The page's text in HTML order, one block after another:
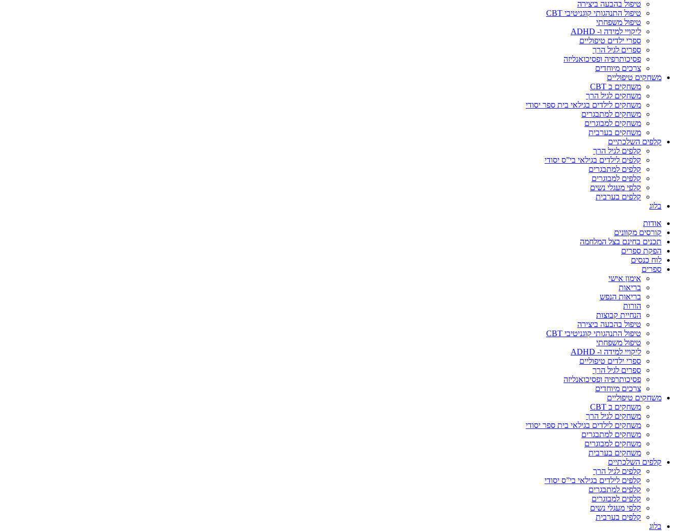
טיפול בהבעה ביצירה
טיפול התנהגותי קוגניטיבי CBT
טיפול משפחתי
ליקויי למידה ו- ADHD
ספרי ילדים טיפוליים
ספרים לגיל הרך
פסיכותרפיה ופסיכואנליזה
צרכים מיוחדים
משחקים טיפוליים
משחקים ב CBT
משחקים לגיל הרך
משחקים לילדים בגילאי בית ספר יסודי
משחקים למתבגרים
משחקים למבוגרים
משחקים בערבית
קלפים השלכתיים
קלפים לגיל הרך
קלפים לילדים בגילאי בי”ס יסודי
קלפים למתבגרים
קלפים למבוגרים
קלפי מעגלי נשים
קלפים בערבית
בלוג
אודות
קורסים מקוונים
תכנים בחינם בצל המלחמה
הפקת ספרים
לוח כנסים
ספרים
אימון אישי
בריאות
בריאות הנפש
הורות
הנחיית קבוצות
טיפול בהבעה ביצירה
טיפול התנהגותי קוגניטיבי CBT
טיפול משפחתי
ליקויי למידה ו- ADHD
ספרי ילדים טיפוליים
ספרים לגיל הרך
פסיכותרפיה ופסיכואנליזה
צרכים מיוחדים
משחקים טיפוליים
משחקים ב CBT
משחקים לגיל הרך
משחקים לילדים בגילאי בית ספר יסודי
משחקים למתבגרים
משחקים למבוגרים
משחקים בערבית
קלפים השלכתיים
קלפים לגיל הרך
קלפים לילדים בגילאי בי”ס יסודי
קלפים למתבגרים
קלפים למבוגרים
קלפי מעגלי נשים
קלפים בערבית
בלוג